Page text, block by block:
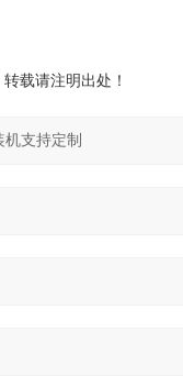
载请注明出处！